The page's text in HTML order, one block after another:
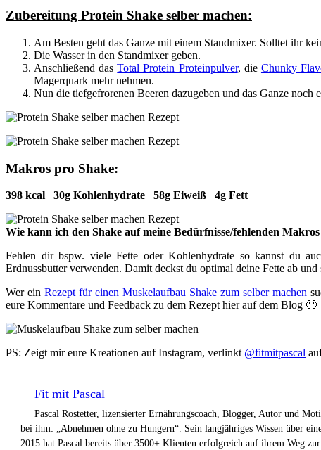
Zubereitung Protein Shake selber machen:
Am Besten geht das Ganze mit einem Standmixer. Solltet ihr
Die Wasser in den Standmixer geben.
Anschließend dasTotal Protein Proteinpulver, die Chunky
Magerquark mehr nehmen.
Nun die tiefgefrorenen Beeren dazugeben und das Ganze
Makros pro Shake:
398 kcal 30g Kohlenhydrate 58g Eiweiß 4g Fett
Wie kann ich den Shake auf meine Bedürfnisse/fehlenden Makros
Fehlen dir bspw. viele Fette oder Kohlenhydrate so kannst du
Erdnussbutter verwenden. Damit deckst du optimal deine Fette ab
Wer einRezept für einen Muskelaufbau Shake zum selber machen
eure Kommentare und Feedback zu dem Rezept hier auf dem Blog 🙂
PS: Zeigt mir eure Kreationen auf Instagram, verlinkt @fitmitpascal
Fit mit Pascal
Pascal Rostetter, lizensierter Ernährungscoach, Blogger, Autor und
bei ihm: „Abnehmen ohne zu Hungern“. Sein langjähriges Wissen über
2015 hat Pascal bereits über 3500+ Klienten erfolgreich auf ihrem Weg